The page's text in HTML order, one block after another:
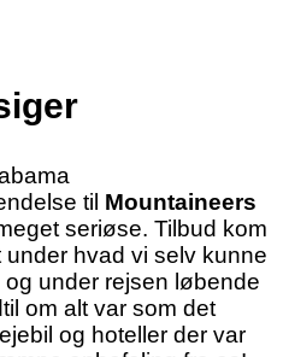
til Mountaineers
seriøse. Tilbud kom
under hvad vi selv kunne
under rejsen løbende
om alt var som det
og hoteller der var